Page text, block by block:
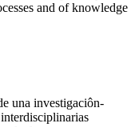
and of knowledge
una investigaciôn-